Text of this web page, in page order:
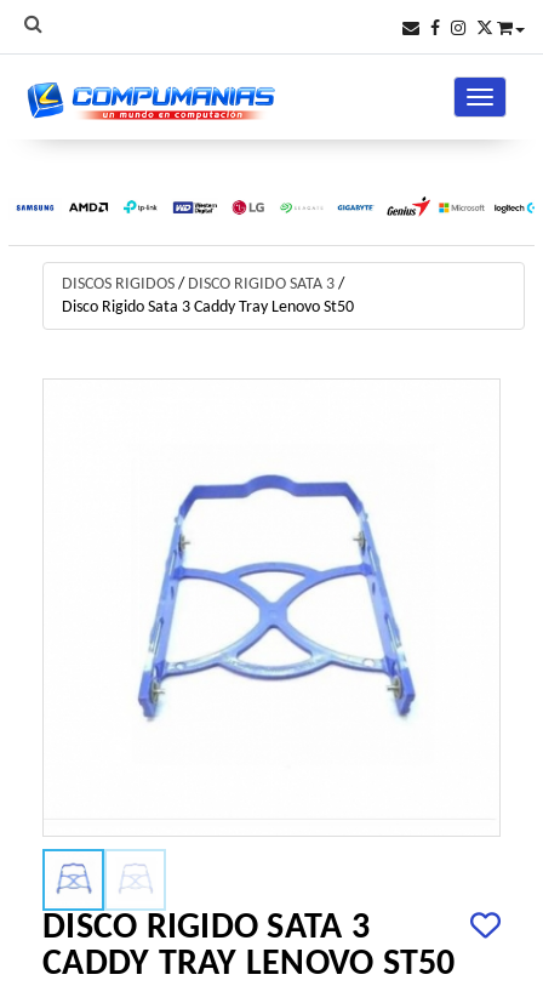
Toggle
DISCOS RIGIDOS / DISCO RIGIDO SATA 3 /
Disco Rigido Sata 3 Caddy Tray Lenovo St50
DISCO RIGIDO SATA 3
CADDY TRAY LENOVO ST50